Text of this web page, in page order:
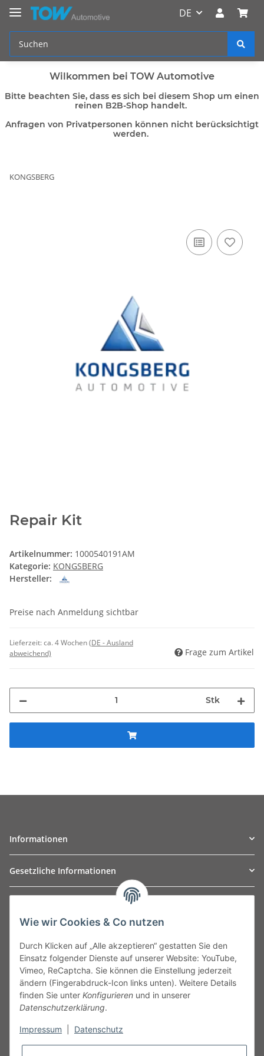
DE
Wilkommen bei TOW Automotive
Bitte beachten Sie, dass es sich bei diesem Shop um einen
reinen B2B-Shop handelt.
Anfragen von Privatpersonen können nicht berücksichtigt
werden.
KONGSBERG
Repair Kit
Artikelnummer: 1000540191AM
Kategorie: KONGSBERG
Hersteller:
Preise nach Anmeldung sichtbar
Lieferzeit:ca. 4 Wochen(DE - Ausland
abweichend)
Frage zum Artikel
Stk
Informationen
Gesetzliche Informationen
Leibnizstraße 2a
Germany
Phone:+49 40 5287270
Fax:+49 40 5281050
Email:sales@tow-automotive.de
Wie wir Cookies & Co nutzen
Durch Klicken auf „Alle akzeptieren“ gestatten Sie den
Einsatz folgender Dienste auf unserer Website: YouTube,
Vimeo, ReCaptcha. Sie können die Einstellung jederzeit
ändern (Fingerabdruck-Icon links unten). Weitere Details
finden Sie unter Konfigurieren und in unserer
Datenschutzerklärung.
Impressum Datenschutz